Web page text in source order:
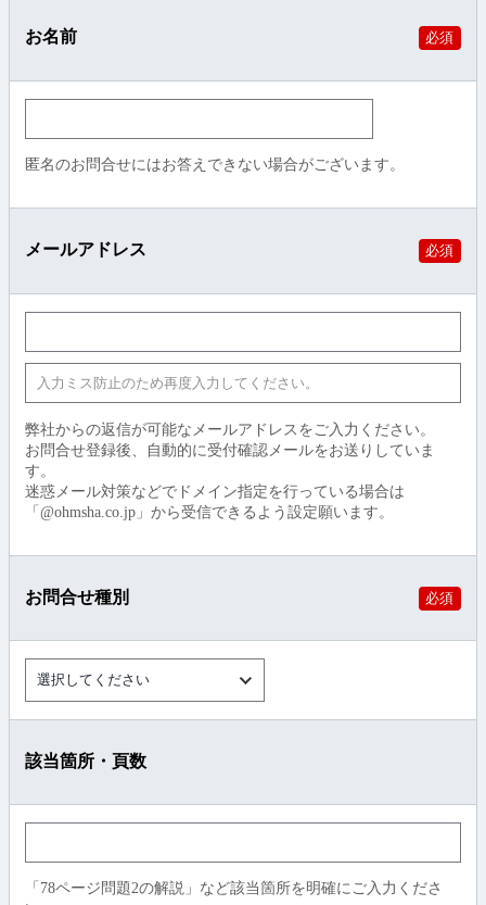
お名前 必須
匿名のお問合せにはお答えできない場合がございます。
メールアドレス 必須
弊社からの返信が可能なメールアドレスをご入力ください。
お問合せ登録後、自動的に受付確認メールをお送りしていま
す。
迷惑メール対策などでドメイン指定を行っている場合は
「@ohmsha.co.jp」から受信できるよう設定願います。
お問合せ種別 必須
該当箇所・頁数
「78ページ問題2の解説」など該当箇所を明確にご入力くださ